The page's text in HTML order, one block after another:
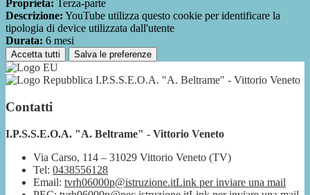
Proprieta: Terza-parte
Descrizione: YouTube utilizza questo cookie per identificare la
tipologia di device utilizzata dall'utente
Durata: 6 mesi
Accetta tutti Salva le preferenze
I.P.S.S.E.O.A. "A. Beltrame" - Vittorio Veneto
Contatti
I.P.S.S.E.O.A. "A. Beltrame" - Vittorio Veneto
Via Carso, 114 – 31029 Vittorio Veneto (TV)
Tel: 0438556128
Email: tvrh06000p@istruzione.itLink per inviare una mail